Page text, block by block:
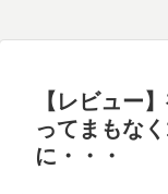
【レビュー
ってまもな
に・・・